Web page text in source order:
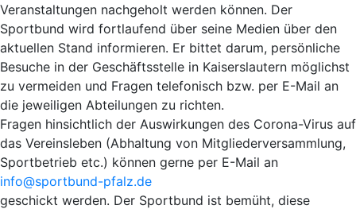
Veranstaltungen nachgeholt werden können. Der
Sportbund wird fortlaufend über seine Medien über den
aktuellen Stand informieren. Er bittet darum, persönliche
Besuche in der Geschäftsstelle in Kaiserslautern möglichst
zu vermeiden und Fragen telefonisch bzw. per E-Mail an
die jeweiligen Abteilungen zu richten.
Fragen hinsichtlich der Auswirkungen des Corona-Virus auf
das Vereinsleben (Abhaltung von Mitgliederversammlung,
Sportbetrieb etc.) können gerne per E-Mail an
info@sportbund-pfalz.de
geschickt werden. Der Sportbund ist bemüht, diese